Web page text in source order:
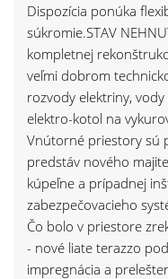
Dispozícia ponúka
súkromie.STAV
kompletnej
veľmi dobrom
rozvody elektriny,
elektro-kotol na
Vnútorné priestory sú
predstáv nového
kúpeľne a prípadnej
zabezpečovacieho
Čo bolo v priestore
- nové liate terazzo
impregnácia a